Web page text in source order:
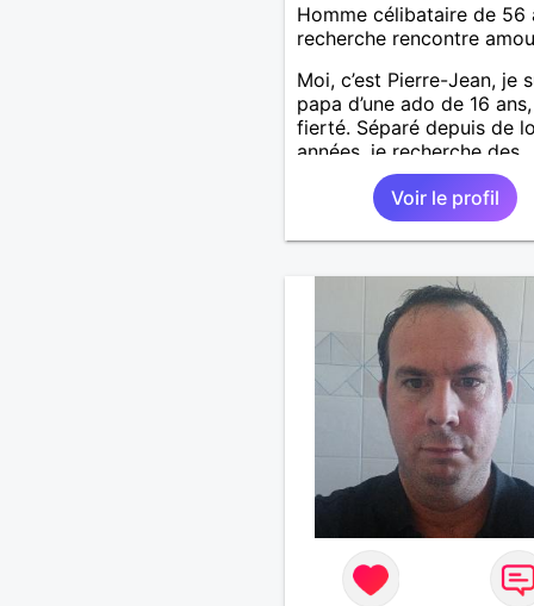
Homme célibataire de 56
recherche rencontre
Moi, c’est Pierre-Jean, je
papa d’une ado de 16
fierté. Séparé depuis de
années, je recherche des
affinités amicales afin de
rompre une solitude
difficile à gérer ainsi que
le vague à l’âme. L’amitié
yeux mais peut se décliner
des sentiments plus
« Le temps fera son
disait Arthur
philosophe allemand que
J’aime discuter sans pour
être trop locace. Je suis
de qualités avec très peu
défauts. Je suis altruiste,
bienveillant, empathique,
attentionné, honnête,
respectueux, doux de
et compréhensif : je laisse
Voir le profil